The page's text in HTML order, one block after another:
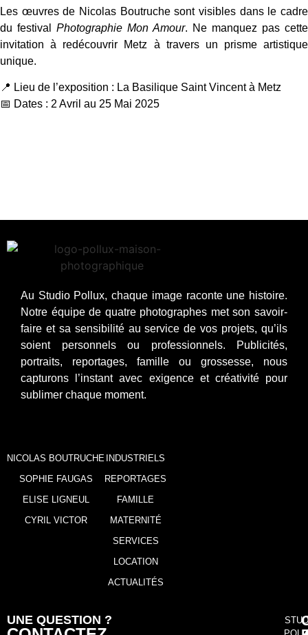
Les œuvres de Nicolas Boutruche sont visibles dans le cadre
du festival Photographie Mon Amour. Ne manquez pas cette
invitation à redécouvrir Metz à travers un prisme artistique
unique.
📍 Lieu de l’exposition : La Basilique Saint Vincent à Metz
📅 Dates : 2 Avril au 25 Mai 2025
Au Studio Pollux, chaque image raconte une histoire.
Notre équipe de quatre photographes met son savoir-
faire et sa sensibilité au service de vos projets, qu’ils
soient personnels ou professionnels. Publicités,
portraits, reportages, famille ou grossesse, nous
capturons l’instant avec exigence et créativité pour
sublimer chaque moment.
NICOLAS BOUTRUCHE
SOPHIE FAUGAS
ELISE LIGNEUL
CYRIL VICTOR
INDUSTRIELS
REPORTAGES
FAMILLE
MATERNITÉ
SERVICES
LOCATION
ACTUALITÉS
UNE QUESTION ?